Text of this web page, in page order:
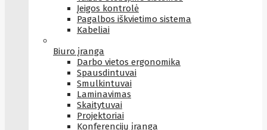
Įeigos kontrolė
Pagalbos iškvietimo sistema
Kabeliai
Biuro įranga
Darbo vietos ergonomika
Spausdintuvai
Smulkintuvai
Laminavimas
Skaitytuvai
Projektoriai
Konferencijų įranga